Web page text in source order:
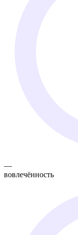
—
вовлечённость